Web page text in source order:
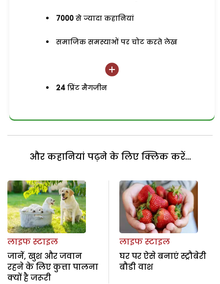
7000 से ज्यादा कहानियां
समाजिक समस्याओं पर चोट करते लेख
24 प्रिंट मैगजीन
और कहानियां पढ़ने के लिए क्लिक करें...
लाइफ स्टाइल
जानें, खुश और जवान
रहने के लिए कुत्ता पालना
क्यों है जरूरी
लाइफ स्टाइल
घर पर ऐसे बनाएं स्ट्रौबेरी
बौडी वाश